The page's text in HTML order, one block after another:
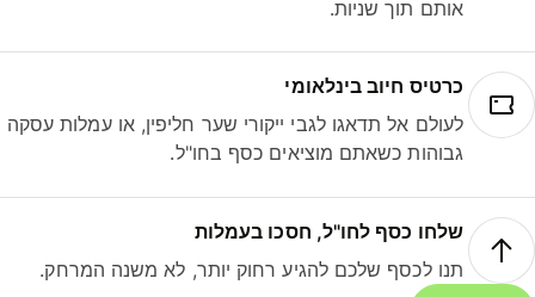
אותם תוך שניות.
כרטיס חיוב בינלאומי
לעולם אל תדאגו לגבי ייקורי שער חליפין, או עמלות עסקה
גבוהות כשאתם מוציאים כסף בחו"ל.
שלחו כסף לחו"ל, חסכו בעמלות
תנו לכסף שלכם להגיע רחוק יותר, לא משנה המרחק.